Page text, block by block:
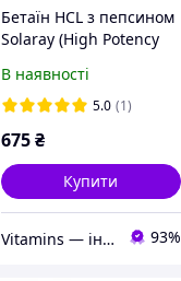
Бетаїн HCL з пепсином
Solaray (High Potency
Pepsin) 650 мг 100
вегетаріанських капсул
В наявності
5.0 (1)
675 ₴
Купити
Vitamins — інтернет-магазин вітамінів та мінералів 93%